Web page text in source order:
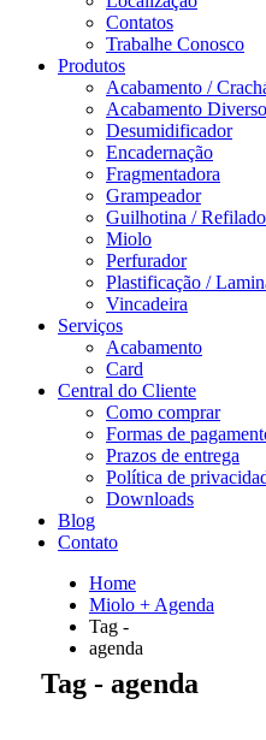
Contatos
Trabalhe Conosco
Produtos
Acabamento /
Acabamento
Desumidificador
Encadernação
Fragmentadora
Grampeador
Guilhotina /
Miolo
Perfurador
Plastificação /
Vincadeira
Serviços
Acabamento
Card
Central do Cliente
Como comprar
Formas de
Prazos de entrega
Política de
Downloads
Blog
Contato
Home
Miolo + Agenda
Tag -
agenda
Tag - agenda